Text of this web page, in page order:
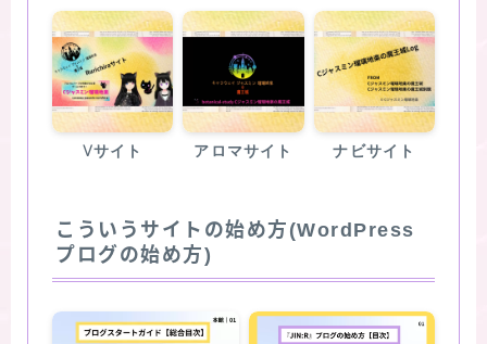
Vサイト アロマサイト ナビサイト
こういうサイトの始め方(WordPress
プログの始め方)